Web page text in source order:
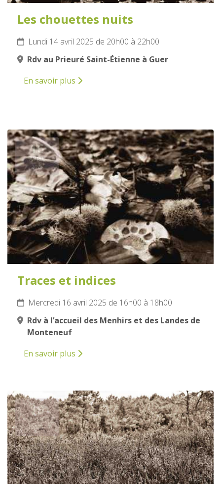
Les chouettes nuits
Lundi 14 avril 2025 de 20h00 à 22h00
Rdv au Prieuré Saint-Étienne à Guer
En savoir plus
16
AVRIL
2025
Traces et indices
Mercredi 16 avril 2025 de 16h00 à 18h00
Rdv à l’accueil des Menhirs et des Landes de
Monteneuf
En savoir plus
19
AVRIL
2025